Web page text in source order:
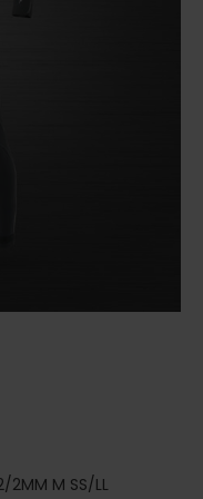
2MM M SS/LL